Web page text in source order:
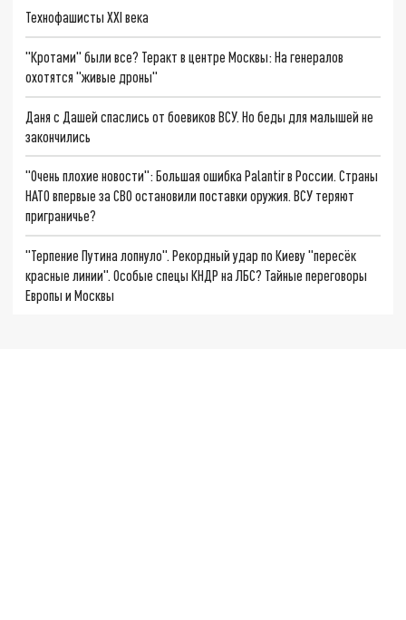
Технофашисты XXI века
"Кротами" были все? Теракт в центре Москвы: На генералов
охотятся "живые дроны"
Даня с Дашей спаслись от боевиков ВСУ. Но беды для малышей не
закончились
"Очень плохие новости": Большая ошибка Palantir в России. Страны
НАТО впервые за СВО остановили поставки оружия. ВСУ теряют
приграничье?
"Терпение Путина лопнуло". Рекордный удар по Киеву "пересёк
красные линии". Особые спецы КНДР на ЛБС? Тайные переговоры
Европы и Москвы